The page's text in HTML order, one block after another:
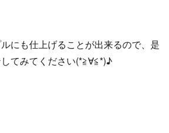
にも仕上げることが出来るので、是
てみてください(*≧∀≦*)♪